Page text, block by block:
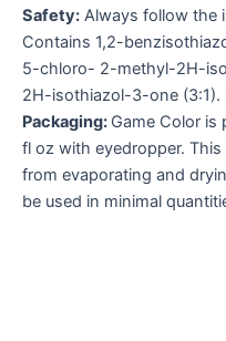
Safety: Always follow the
Contains 1,2-
5-chloro- 2-methyl-2H-
2H-isothiazol-3-one (3:1).
Packaging: Game Color is
fl oz with eyedropper.
from evaporating and
be used in minimal